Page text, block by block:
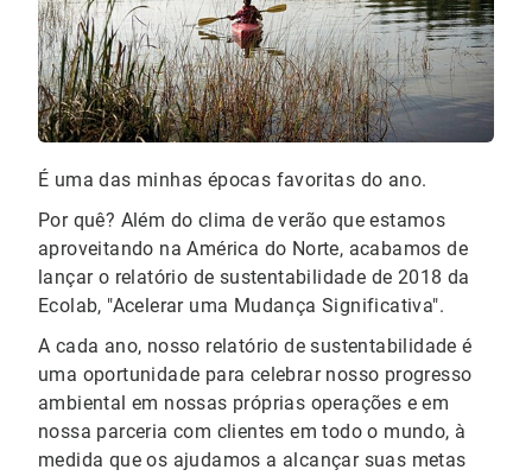
É uma das minhas épocas favoritas do ano.
Por quê? Além do clima de verão que estamos
aproveitando na América do Norte, acabamos de
lançar o relatório de sustentabilidade de 2018 da
Ecolab, "Acelerar uma Mudança Significativa".
A cada ano, nosso relatório de sustentabilidade é
uma oportunidade para celebrar nosso progresso
ambiental em nossas próprias operações e em
nossa parceria com clientes em todo o mundo, à
medida que os ajudamos a alcançar suas metas